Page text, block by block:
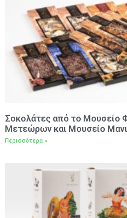
Σοκολάτες από το Μουσείο
Μετεώρων και Μουσείο
Περισσότερα »